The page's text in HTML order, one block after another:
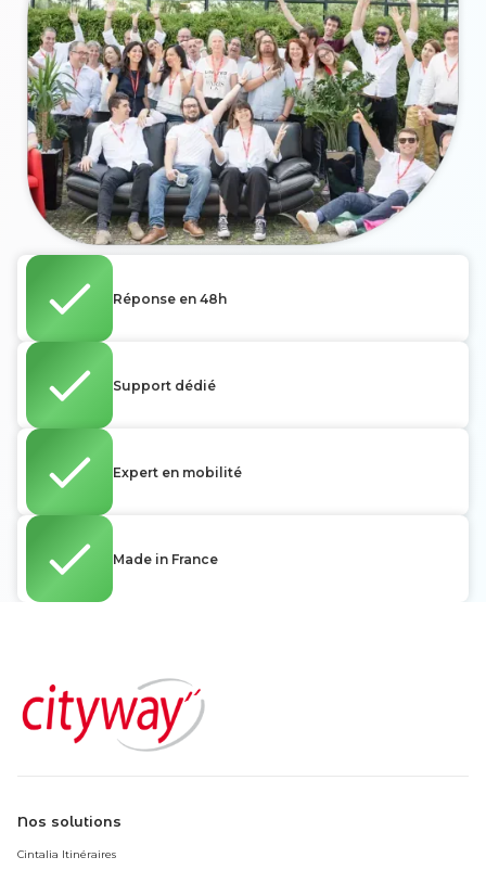
Réponse en 48h
Support dédié
Expert en mobilité
Made in France
Nos solutions
Cintalia Itinéraires